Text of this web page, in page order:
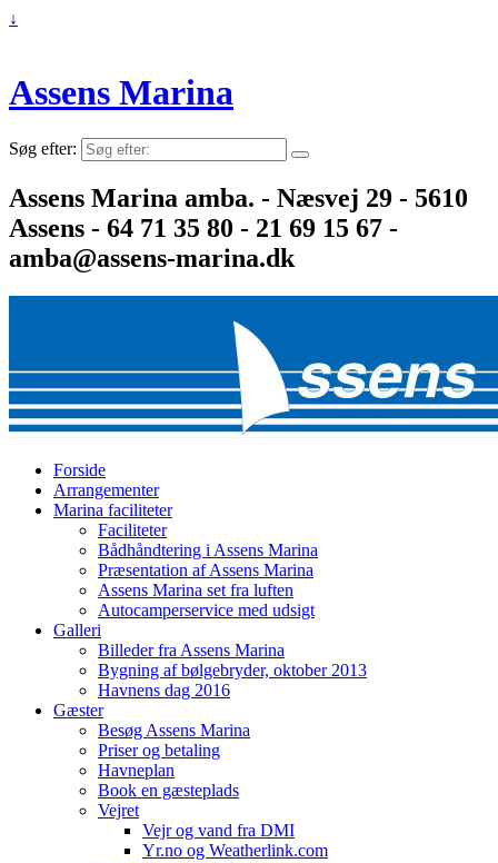
↓
Assens Marina
Søg efter:
Assens Marina amba. - Næsvej 29 - 5610
Assens - 64 71 35 80 - 21 69 15 67 -
amba@assens-marina.dk
Forside
Arrangementer
Marina faciliteter
Faciliteter
Bådhåndtering i Assens Marina
Præsentation af Assens Marina
Assens Marina set fra luften
Autocamperservice med udsigt
Galleri
Billeder fra Assens Marina
Bygning af bølgebryder, oktober 2013
Havnens dag 2016
Gæster
Besøg Assens Marina
Priser og betaling
Havneplan
Book en gæsteplads
Vejret
Vejr og vand fra DMI
Yr.no og Weatherlink.com